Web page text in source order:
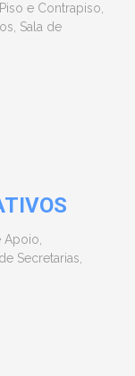
e Contrapiso,
Sala de
Secretarias,